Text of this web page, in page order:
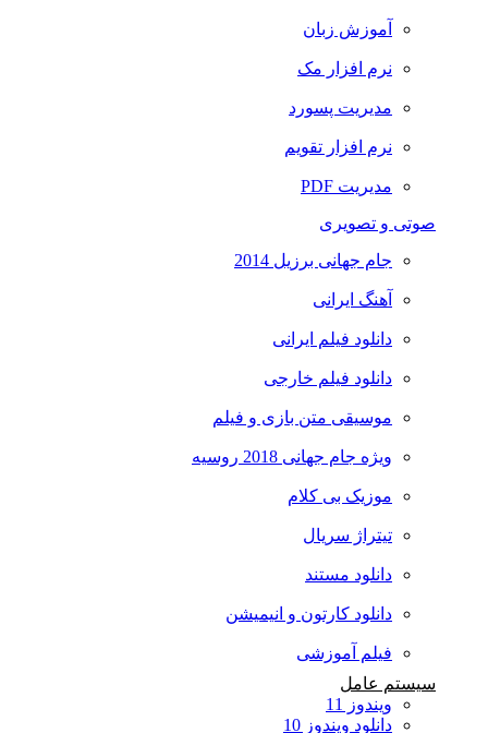
آموزش زبان
نرم افزار مک
مدیریت پسورد
نرم افزار تقویم
مدیریت PDF
صوتی و تصویری
جام جهانی برزیل 2014
آهنگ ایرانی
دانلود فیلم ایرانی
دانلود فیلم خارجی
موسیقی متن بازی و فیلم
ویژه جام جهانی 2018 روسیه
موزیک بی کلام
تیتراژ سریال
دانلود مستند
دانلود کارتون و انیمیشن
فیلم آموزشی
سیستم عامل
ویندوز 11
دانلود ویندوز 10